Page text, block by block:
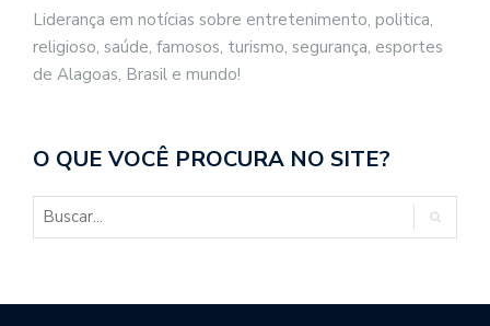
Liderança em notícias sobre entretenimento, politica,
religioso, saúde, famosos, turismo, segurança, esportes
de Alagoas, Brasil e mundo!
O QUE VOCÊ PROCURA NO SITE?